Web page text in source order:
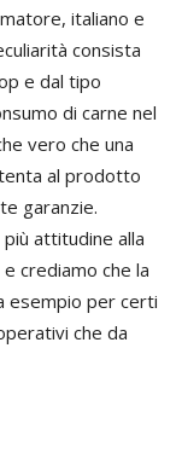
italiano e
consista
e dal tipo
di carne nel
vero che una
al prodotto
garanzie.
attitudine alla
crediamo che la
esempio per certi
che da